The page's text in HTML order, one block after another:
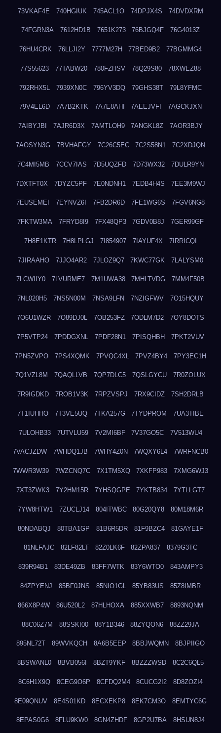
73VKAF4E 740HGIUK 745ACL1O 74DPJX4S 74DVDXRM
74FGRN3A 7612HD1B 7651K273 76BJGQ4F 76G4013Z
76HU4CRK 76LLJI2Y 7777M27H 77BED9B2 77BGMMG4
77S55623 77TABW20 780FZHSV 78Q29S80 78XWEZ88
792RHX5L 7939XN0C 796YV3DQ 79GHS38T 79L8YFMC
79V4EL6D 7A7B2KTK 7A7E8AHI 7AEEJVFI 7AGCKJXN
7AIBYJBI 7AJR6D3X 7AMTLOH9 7ANGKL8Z 7AOR3BJY
7AOSYN3G 7BVHAFGY 7C26C5EC 7C2S58N1 7C2XDJQN
7C4MI5MB 7CCV7IAS 7D5UQZFD 7D73WX32 7DULR9YN
7DXTFT0X 7DYZC5PF 7E0NDNH1 7EDB4H4S 7EE3M9WJ
7EUSEMEI 7EYNVZ6I 7FB2DR6D 7FE1WG6S 7FGV6NG8
7FKTW3MA 7FRYD8I9 7FX48QP3 7GDV0B8J 7GER99GF
7H8E1KTR 7H8LPLGJ 7I854907 7IAYUF4X 7IRRICQI
7JIRAAHO 7JJO4AR2 7JLOZ9Q7 7KWC77GK 7LALYSM0
7LCWIIY0 7LVURME7 7M1UWA38 7MHLTVDG 7MM4F50B
7NL020H5 7NS5N00M 7NSA9LFN 7NZIGFWV 7O15HQUY
7O6U1WZR 7O89DJ0L 7OB253FZ 7ODLM7D2 7OY8DOTS
7P5VTP24 7PDDGXNL 7PDF28N1 7PISQHBH 7PKT2VUV
7PN5ZVPO 7PS4XQMK 7PVQC4XL 7PVZ4BY4 7PY3EC1H
7Q1VZL8M 7QAQLLVB 7QP7DLC5 7QSLGYCU 7R0ZOLUX
7R9IGDKD 7ROB1V3K 7RPZVSPJ 7RX9CIDZ 7SH2DRLB
7T1IUHHO 7T3VE5UQ 7TKA257G 7TYDPROM 7UA3TIBE
7ULOHB33 7UTVLU59 7V2MI6BF 7V37GO5C 7V513WU4
7VACJZDW 7WHDQ1JB 7WHY4Z0N 7WQXY6L4 7WRFNCB0
7WWR3W39 7WZCNQ7C 7X1TM5XQ 7XKFP983 7XMG6WJ3
7XT3ZWK3 7Y2HM15R 7YHSQGPE 7YKTB834 7YTLLGT7
7YW8HTW1 7ZUCLJ14 804ITWBC 80G20QY8 80M18M6R
80NDABQJ 80TBA1GP 81B6R5DR 81F9BZC4 81GAYE1F
81NLFAJC 82LF82LT 82Z0LK6F 82ZPA837 8379G3TC
839R94B1 83DE49ZB 83FF7WTK 83Y6WTO0 843AMPY3
84ZPYENJ 85BF0JNS 85NIO1GL 85YB83US 85Z8IMBR
866X8P4W 86U520L2 87HLHOXA 885XXWB7 8893NQNM
88C06Z7M 88SSKI00 88Y1B346 88ZYQON6 88ZZ29JA
895NL72T 89WVKQCH 8A6B5EEP 8BBJWQMN 8BJPIIGO
8BSWANL0 8BVB056I 8BZT9YKF 8BZZZWSD 8C2C6QL5
8C6H1X9Q 8CEG9O6P 8CFDQ2M4 8CUCG2I2 8D8ZOZI4
8E09QNUV 8E4S01KD 8ECXEKP8 8EK7CM3O 8EMTYC6G
8EPAS0G6 8FLU9KW0 8GN4ZHDF 8GP2U7BA 8HSUN8J4